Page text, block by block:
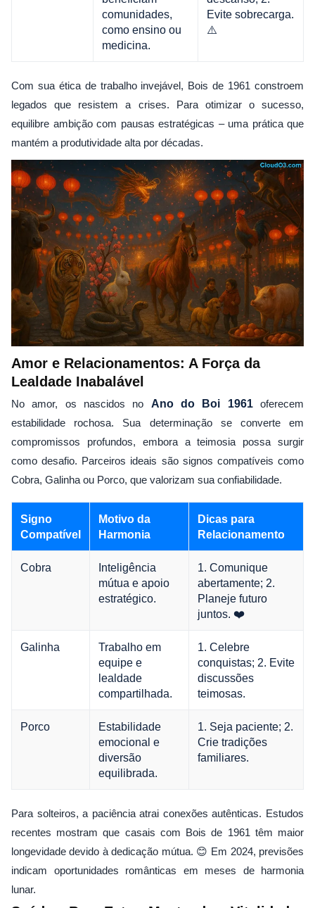
comunidades,
como ensino ou
medicina.
Evite sobrecarga.
⚠️
Com sua ética de trabalho invejável, Bois de 1961 constroem
legados que resistem a crises. Para otimizar o sucesso,
equilibre ambição com pausas estratégicas – uma prática que
mantém a produtividade alta por décadas.
Amor e Relacionamentos: A Força da
Lealdade Inabalável
No amor, os nascidos no Ano do Boi 1961oferecem
estabilidade rochosa. Sua determinação se converte em
compromissos profundos, embora a teimosia possa surgir
como desafio. Parceiros ideais são signos compatíveis como
Cobra, Galinha ou Porco, que valorizam sua confiabilidade.
Signo
Compatível
Motivo da
Harmonia
Dicas para
Relacionamento
Cobra
Inteligência
mútua e apoio
estratégico.
1. Comunique
abertamente; 2.
Planeje futuro
juntos. ❤️
Galinha
Trabalho em
equipe e
lealdade
compartilhada.
1. Celebre
conquistas; 2. Evite
discussões
teimosas.
Porco
Estabilidade
emocional e
diversão
equilibrada.
1. Seja paciente; 2.
Crie tradições
familiares.
Para solteiros, a paciência atrai conexões autênticas. Estudos
recentes mostram que casais com Bois de 1961 têm maior
longevidade devido à dedicação mútua. 😊 Em 2024, previsões
indicam oportunidades românticas em meses de harmonia
lunar.